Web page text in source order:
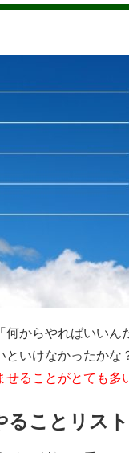
からやればいいん
いけなかったかな
せることがとても多
ることリス